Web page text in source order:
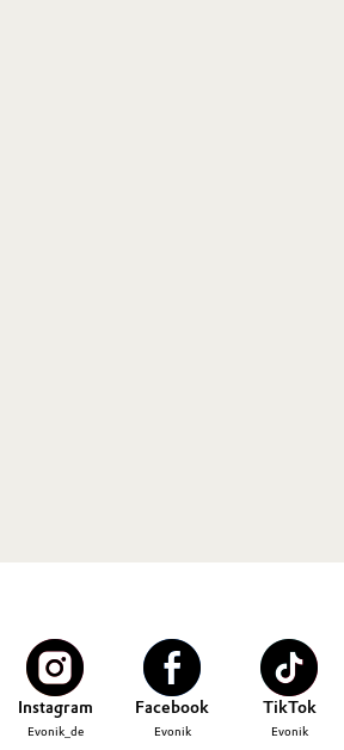
Instagram
Evonik_de
Facebook
Evonik
TikTok
Evonik